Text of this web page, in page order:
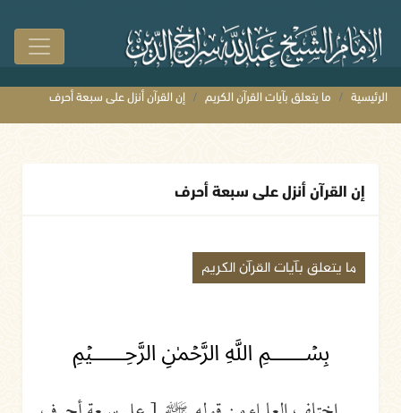
الرئيسية ما يتعلق بآيات القرآن الكريم إن القرآن أنزل على سبعة أحرف
إن القرآن أنزل على سبعة أحرف
ما يتعلق بآيات القرآن الكريم
﷽